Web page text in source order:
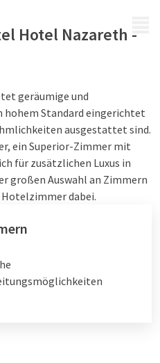
Hotel Nazareth -
geräumige und
Standard eingerichtet
ausgestattet sind.
ein Superior-Zimmer mit
für zusätzlichen Luxus in
großen Auswahl an Zimmern
dabei.